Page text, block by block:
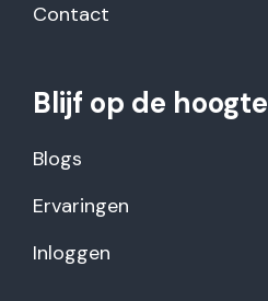
Contact
Blijf op de hoogte
Blogs
Ervaringen
Inloggen